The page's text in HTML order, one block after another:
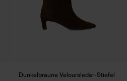
Dunkelbraune Veloursleder-Stiefel